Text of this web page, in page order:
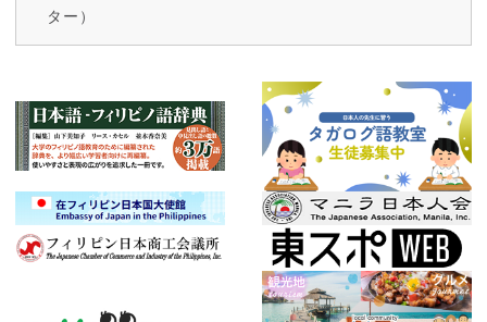
ター）